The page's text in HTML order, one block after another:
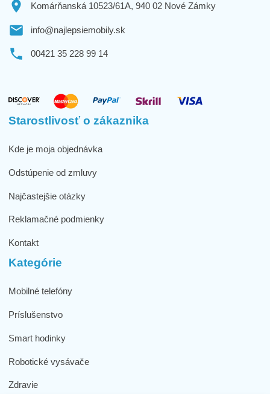
Komárňanská 10523/61A, 940 02 Nové Zámky
info@najlepsiemobily.sk
00421 35 228 99 14
Starostlivosť o zákaznika
Kde je moja objednávka
Odstúpenie od zmluvy
Najčastejšie otázky
Reklamačné podmienky
Kontakt
Kategórie
Mobilné telefóny
Príslušenstvo
Smart hodinky
Robotické vysávače
Zdravie